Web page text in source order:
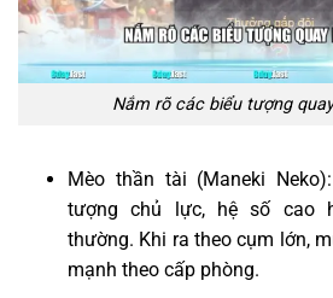
Nắm rõ các biểu tượng
Mèo thần tài (Maneki
tượng chủ lực, hệ số cao
thường. Khi ra theo cụm lớn,
mạnh theo cấp phòng.